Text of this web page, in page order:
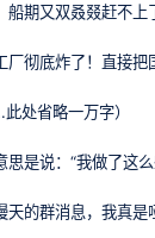
船期又双叒叕赶不上
厂彻底炸了！直接把
此处省略一万字）
思是说：“我做了这
天的群消息，我真是